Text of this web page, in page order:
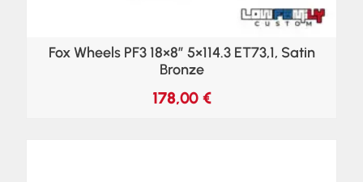
Fox Wheels PF3 18×8″ 5×114.3 ET73,1, Satin
Bronze
178,00 €